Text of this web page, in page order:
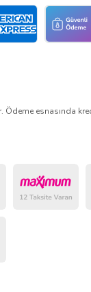
esnasında